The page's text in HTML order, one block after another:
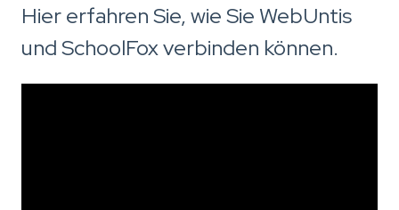
Hier erfahren Sie, wie Sie WebUntis
und SchoolFox verbinden können.